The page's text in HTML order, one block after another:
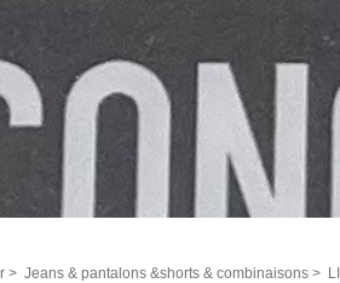
> Jeans & pantalons &shorts & combinaisons >